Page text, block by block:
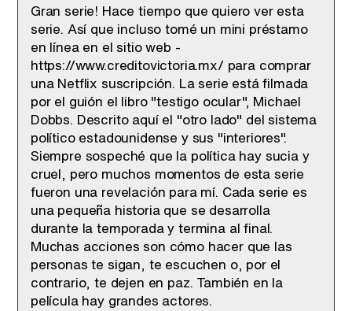
Gran serie! Hace tiempo que quiero ver esta
serie. Así que incluso tomé un mini préstamo
en línea en el sitio web -
https://www.creditovictoria.mx/ para comprar
una Netflix suscripción. La serie está filmada
por el guión el libro "testigo ocular", Michael
Dobbs. Descrito aquí el "otro lado" del sistema
político estadounidense y sus "interiores".
Siempre sospeché que la política hay sucia y
cruel, pero muchos momentos de esta serie
fueron una revelación para mí. Cada serie es
una pequeña historia que se desarrolla
durante la temporada y termina al final.
Muchas acciones son cómo hacer que las
personas te sigan, te escuchen o, por el
contrario, te dejen en paz. También en la
película hay grandes actores.